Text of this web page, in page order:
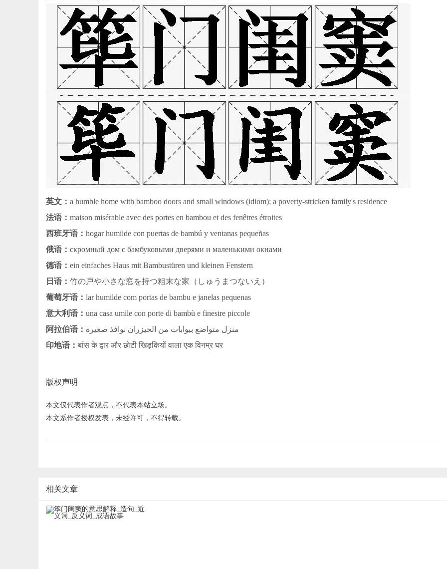
英文： a humble home with bamboo doors and small windows (idiom); a poverty-stricken family's residence
法语： maison misérable avec des portes en bambou et des fenêtres étroites
西班牙语： hogar humilde con puertas de bambú y ventanas pequeñas
俄语： скромный дом с бамбуковыми дверями и маленькими окнами
德语： ein einfaches Haus mit Bambustüren und kleinen Fenstern
日语： 竹の戸や小さな窓を持つ粗末な家（しゅうまつないえ）
葡萄牙语： lar humilde com portas de bambu e janelas pequenas
意大利语： una casa umile con porte di bambù e finestre piccole
阿拉伯语： منزل متواضع ببوابات من الخيزران نوافذ صغيرة
印地语： बांस के द्वार और छोटी खिड़कियों वाला एक विनम्र घर
版权声明
本文仅代表作者观点，不代表本站立场。
本文系作者授权发表，未经许可，不得转载。
相关文章